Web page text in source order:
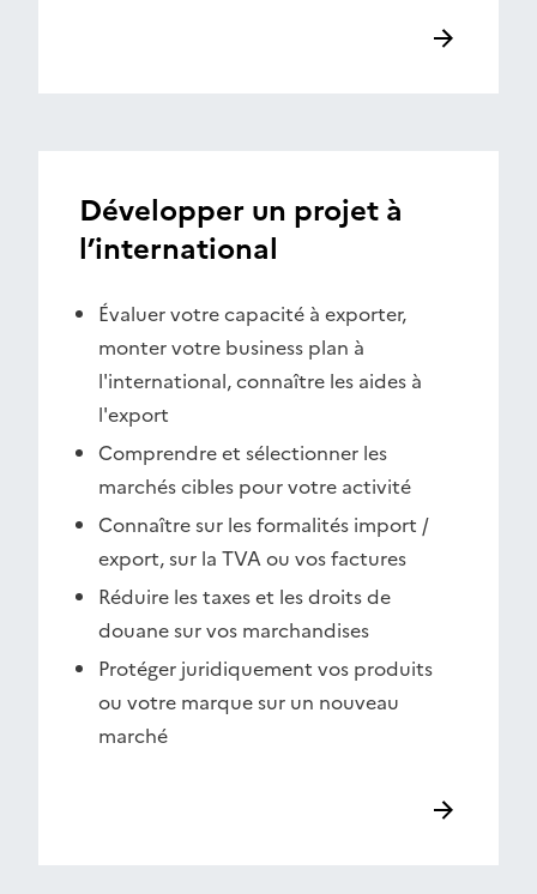
Développer un projet à
l’international
Évaluer votre capacité à exporter,
monter votre business plan à
l'international, connaître les aides à
l'export
Comprendre et sélectionner les
marchés cibles pour votre activité
Connaître sur les formalités import /
export, sur la TVA ou vos factures
Réduire les taxes et les droits de
douane sur vos marchandises
Protéger juridiquement vos produits
ou votre marque sur un nouveau
marché